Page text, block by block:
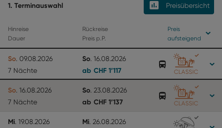
1. Terminauswahl Preisübersicht
Hinreise
Rückreise
Dauer
Preis p.P.
Preis
aufsteigend
So. 09.08.2026 So. 16.08.2026
7 Nächte
ab CHF 1’117 CLASSIC
So. 16.08.2026 So. 23.08.2026
7 Nächte
ab CHF 1’137 CLASSIC
Mi. 19.08.2026 Mi. 26.08.2026